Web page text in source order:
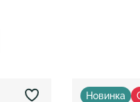
Новинка